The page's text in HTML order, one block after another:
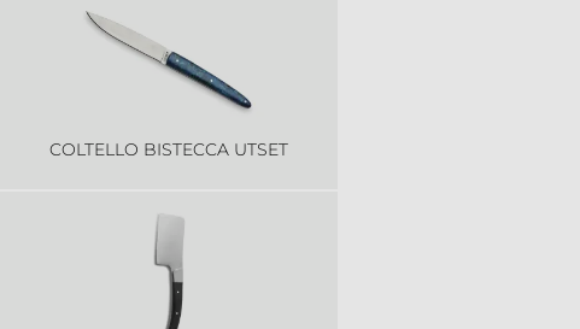
COLTELLO BISTECCA UTSET